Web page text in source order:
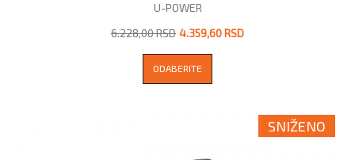
U-POWER
6.228,00 RSD 4.359,60 RSD
ODABERITE
SNIŽENO